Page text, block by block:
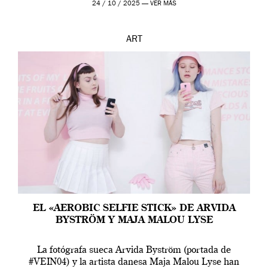
24 / 10 / 2025 — VER MÁS
ART
EL «AEROBIC SELFIE STICK» DE ARVIDA
BYSTRÖM Y MAJA MALOU LYSE
La fotógrafa sueca Arvida Byström (portada de
#VEIN04) y la artista danesa Maja Malou Lyse han